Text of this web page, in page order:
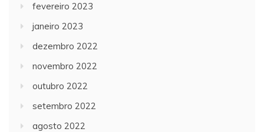
fevereiro 2023
janeiro 2023
dezembro 2022
novembro 2022
outubro 2022
setembro 2022
agosto 2022